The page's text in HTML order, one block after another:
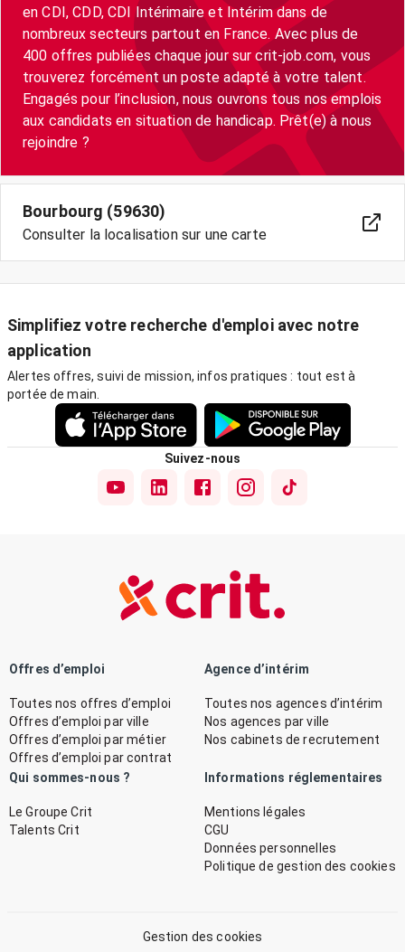
en CDI, CDD, CDI Intérimaire et Intérim dans de
nombreux secteurs partout en France. Avec plus de
400 offres publiées chaque jour sur crit-job.com, vous
trouverez forcément un poste adapté à votre talent.
Engagés pour l’inclusion, nous ouvrons tous nos emplois
aux candidats en situation de handicap. Prêt(e) à nous
rejoindre ?
Bourbourg (59630)
Consulter la localisation sur une carte
Simplifiez votre recherche d'emploi avec notre
application
Alertes offres, suivi de mission, infos pratiques : tout est à
portée de main.
Suivez-nous
Offres d’emploi
Toutes nos offres d’emploi
Offres d’emploi par ville
Offres d’emploi par métier
Offres d’emploi par contrat
Agence d’intérim
Toutes nos agences d’intérim
Nos agences par ville
Nos cabinets de recrutement
Qui sommes-nous ?
Le Groupe Crit
Talents Crit
Informations réglementaires
Mentions légales
CGU
Données personnelles
Politique de gestion des cookies
Gestion des cookies